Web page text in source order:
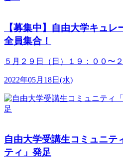
【募集中】自由大学キュレ
全員集合！
５月２９日（日）１９：００〜
2022年05月18日(水)
自由大学受講生コミュニテ
ティ」発足